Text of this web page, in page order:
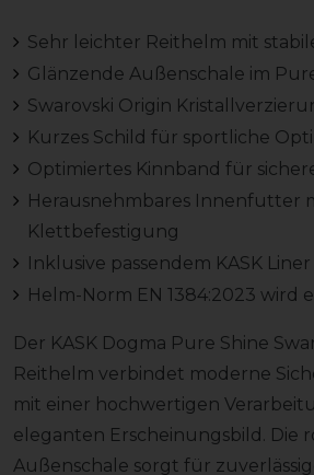
Sehr leichter Reithelm mit
Glänzende Außenschale im
Swarovski Origin
Kurzes Schild für sportliche
Optimiertes Kinnband für
Herausnehmbares Innenfutter
Klettbefestigung
Inklusive passendem KASK Liner
Helm-Norm EN 1384:2023 wird
Der KASK Dogma Pure Shine
Reithelm verbindet moderne
mit einer hochwertigen
eleganten Erscheinungsbild. Die
Außenschale sorgt für